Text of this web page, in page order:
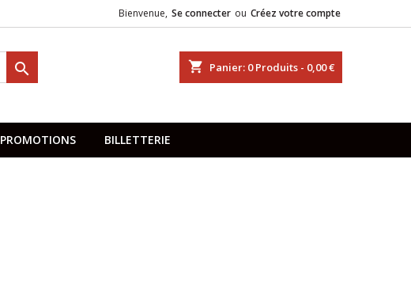
Bienvenue, Se connecter ou Créez votre compte
shopping_cart Panier: 0Produits - 0,00 €

PROMOTIONS BILLETTERIE